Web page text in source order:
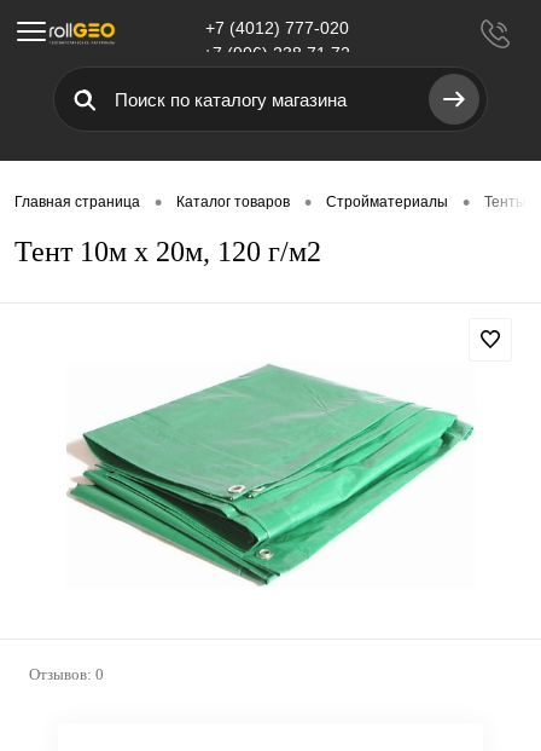
Меню
+7 (4012) 777-020
+7 (906) 238 71 72
Главная страница • Каталог товаров • Стройматериалы • Тенты
Тент 10м х 20м, 120 г/м2
Отзывов: 0